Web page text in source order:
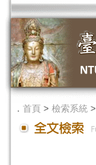
． 首頁 > 檢索系統 >